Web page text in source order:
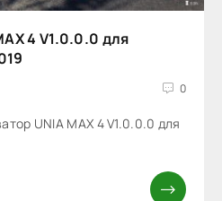
4 V1.0.0.0 для
0
UNIA MAX 4 V1.0.0.0 для